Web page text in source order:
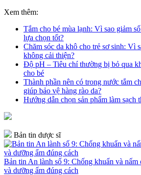
Xem thêm:
Tắm cho bé mùa lạnh: Vì sao giảm
lựa chọn tốt?
Chăm sóc da khô cho trẻ sơ sinh: Vì
không cải thiện?
Độ pH – Tiêu chí thường bị bỏ qua
cho bé
Thành phần nên có trong nước tắm
giúp bảo vệ hàng rào da?
Hướng dẫn chọn sản phẩm làm sạch
Bản tin dược sĩ
Bản tin An lành số 9: Chống khuẩn và nấm
và dưỡng ẩm đúng cách